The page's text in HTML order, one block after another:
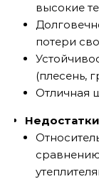
высокие
потери
(плесень,
Отличная